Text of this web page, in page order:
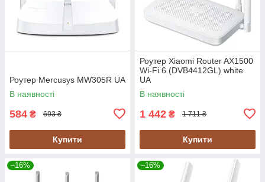
Роутер Mercusys MW305R UA
В наявності
584 ₴ 693 ₴
Купити
Роутер Xiaomi Router AX1500
Wi-Fi 6 (DVB4412GL) white
UA
В наявності
1 442 ₴ 1 711 ₴
Купити
–16% –16%